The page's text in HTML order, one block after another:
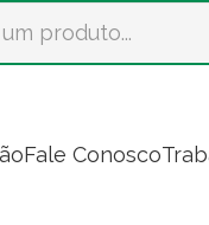
Fale Conosco